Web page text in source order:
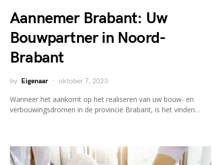
Aannemer Brabant: Uw
Bouwpartner in Noord-
Brabant
by Eigenaar oktober 7, 2023
Wanneer het aankomt op het realiseren van uw bouw- en
verbouwingsdromen in de provincie Brabant, is het vinden…